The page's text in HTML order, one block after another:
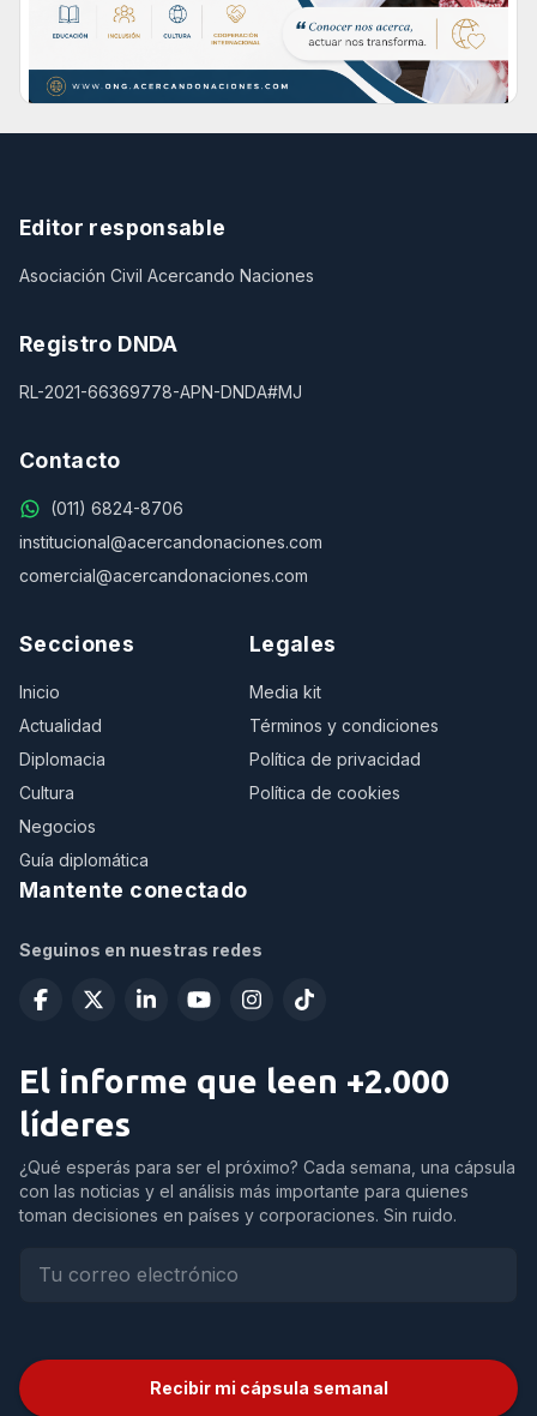
Editor responsable
Asociación Civil Acercando Naciones
Registro DNDA
RL-2021-66369778-APN-DNDA#MJ
Contacto
(011) 6824-8706
institucional@acercandonaciones.com
comercial@acercandonaciones.com
Secciones
Inicio
Actualidad
Diplomacia
Cultura
Negocios
Guía diplomática
Legales
Media kit
Términos y condiciones
Política de privacidad
Política de cookies
Mantente conectado
Seguinos en nuestras redes
El informe que leen +2.000
líderes
¿Qué esperás para ser el próximo? Cada semana, una cápsula
con las noticias y el análisis más importante para quienes
toman decisiones en países y corporaciones. Sin ruido.
Recibir mi cápsula semanal